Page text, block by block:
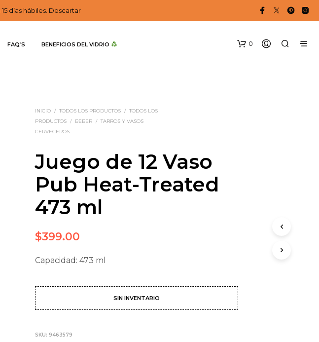
días hábiles. Descartar
FAQ’S BENEFICIOS DEL VIDRIO 0
INICIO / TODOS LOS PRODUCTOS / TODOS LOS
PRODUCTOS / BEBER / TARROS Y VASOS
CERVECEROS
Juego de 12 Vaso
Pub Heat-Treated
473 ml
$399.00
Capacidad: 473 ml
SIN INVENTARIO
SKU: 9463579